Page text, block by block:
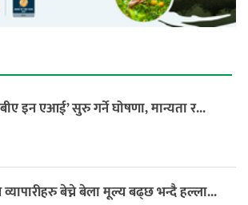
इन एआई’ सुरु गर्ने घोषणा, मान्यता र...
बेच्ने बेला मूल्य बढ्छ भन्दै हल्ला...